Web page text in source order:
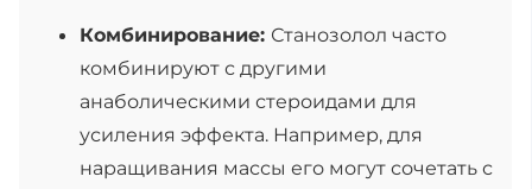
Комбинирование: Станозолол часто
комбинируют с другими
анаболическими стероидами для
усиления эффекта. Например, для
наращивания массы его могут сочетать с